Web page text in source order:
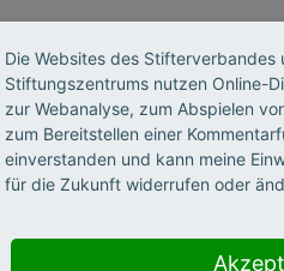
in unserem Podcast
Die Websites des Stifterverbandes
Stiftungszentrums nutzen Online-
zur Webanalyse, zum Abspielen
zum Bereitstellen einer
einverstanden und kann meine
für die Zukunft widerrufen oder